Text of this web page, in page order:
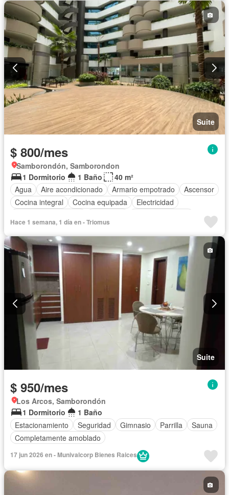
Suite
$ 800/mes
Samborondón, Samborondon
1 Dormitorio
1 Baño
40 m²
Agua
Aire acondicionado Armario empotrado
Ascensor
Cocina integral
Cocina equipada
Electricidad
Completamente amoblado
Hace 1 semana, 1 día en - Triomus
Suite
$ 950/mes
Los Arcos, Samborondón
1 Dormitorio
1 Baño
Estacionamiento
Seguridad Gimnasio Parrilla
Sauna
Completamente amoblado
17 jun 2026 en - Munivalcorp Bienes Raices